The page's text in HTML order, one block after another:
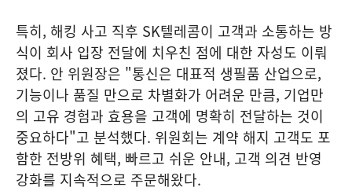
특히, 해킹 사고 직후 SK텔레콤이 고객과 소통하는 방
식이 회사 입장 전달에 치우친 점에 대한 자성도 이뤄
졌다. 안 위원장은 "통신은 대표적 생필품 산업으로,
기능이나 품질 만으로 차별화가 어려운 만큼, 기업만
의 고유 경험과 효용을 고객에 명확히 전달하는 것이
중요하다"고 분석했다. 위원회는 계약 해지 고객도 포
함한 전방위 혜택, 빠르고 쉬운 안내, 고객 의견 반영
강화를 지속적으로 주문해왔다.